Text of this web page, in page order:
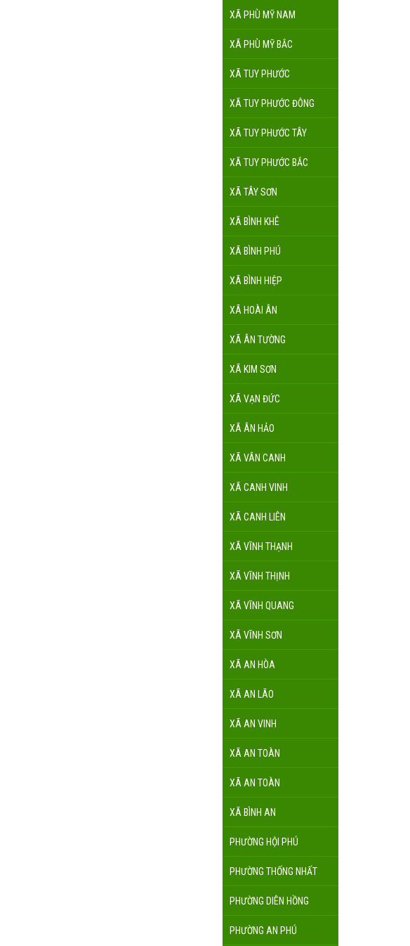
XÃ PHÙ MỸ NAM
XÃ PHÙ MỸ BẮC
XÃ TUY PHƯỚC
XÃ TUY PHƯỚC ĐÔNG
XÃ TUY PHƯỚC TÂY
XÃ TUY PHƯỚC BẮC
XÃ TÂY SƠN
XÃ BÌNH KHÊ
XÃ BÌNH PHÚ
XÃ BÌNH HIỆP
XÃ HOÀI ÂN
XÃ ÂN TƯỜNG
XÃ KIM SƠN
XÃ VẠN ĐỨC
XÃ ÂN HẢO
XÃ VÂN CANH
XÃ CANH VINH
XÃ CANH LIÊN
XÃ VĨNH THẠNH
XÃ VĨNH THỊNH
XÃ VĨNH QUANG
XÃ VĨNH SƠN
XÃ AN HÒA
XÃ AN LÃO
XÃ AN VINH
XÃ AN TOÀN
XÃ AN TOÀN
XÃ BÌNH AN
PHƯỜNG HỘI PHÚ
PHƯỜNG THỐNG NHẤT
PHƯỜNG DIÊN HỒNG
PHƯỜNG AN PHÚ